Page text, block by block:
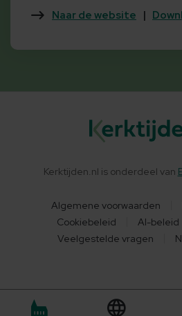
Naar de website |
Kerktijden.nl is onderdeel van
Algemene voorwaarden
Cookiebeleid
AI-beleid
Veelgestelde vragen